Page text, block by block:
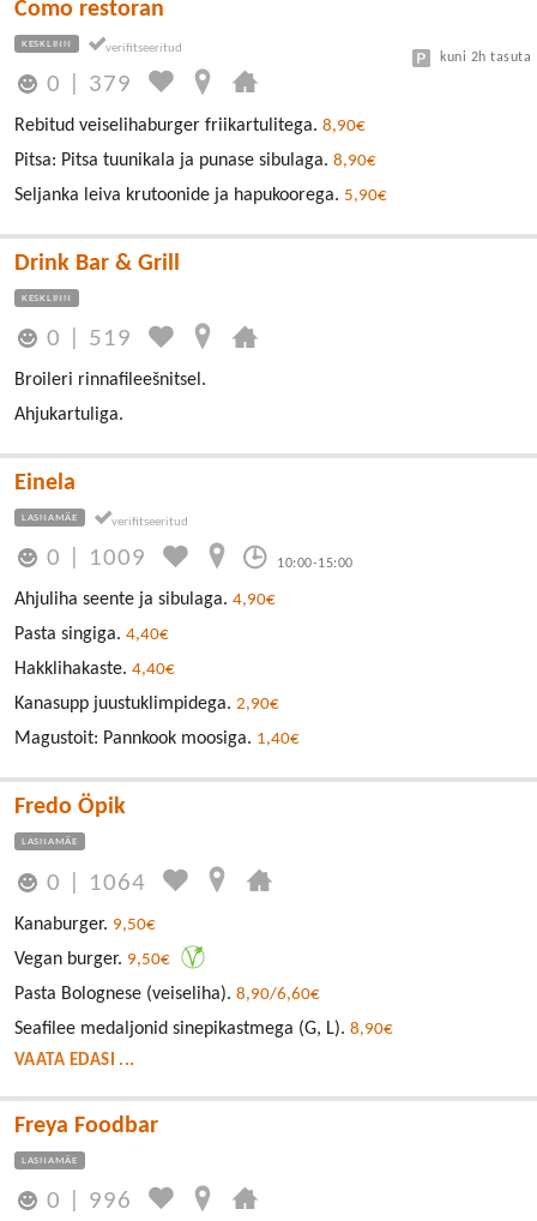
Como restoran
KESKLINN
0 379
kuni 2h tasuta
Rebitud veiselihaburger friikartulitega. 8,90€
Pitsa: Pitsa tuunikala ja punase sibulaga. 8,90€
Seljanka leiva krutoonide ja hapukoorega. 5,90€
Drink Bar & Grill
KESKLINN
0 519
Broileri rinnafileešnitsel.
Ahjukartuliga.
Einela
LASNAMÄE
0 1009 10:00-15:00
Ahjuliha seente ja sibulaga. 4,90€
Pasta singiga. 4,40€
Hakklihakaste. 4,40€
Kanasupp juustuklimpidega. 2,90€
Magustoit: Pannkook moosiga. 1,40€
Fredo Öpik
LASNAMÄE
0 1064
Kanaburger. 9,50€
Vegan burger. 9,50€
Pasta Bolognese (veiseliha). 8,90/6,60€
Seafilee medaljonid sinepikastmega (G, L). 8,90€
VAATA EDASI ...
Freya Foodbar
LASNAMÄE
0 996